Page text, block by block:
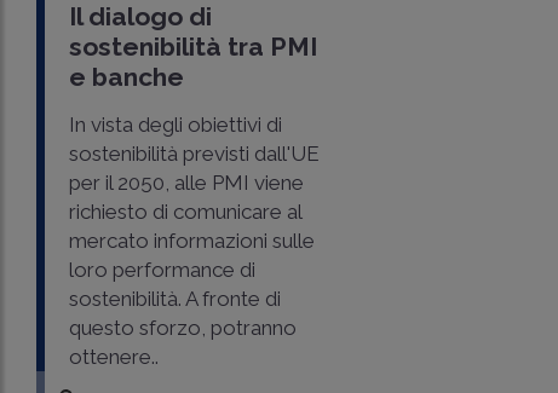
Il dialogo di
sostenibilità tra PMI
e banche
In vista degli obiettivi di
sostenibilità previsti dall'UE
per il 2050, alle PMI viene
richiesto di comunicare al
mercato informazioni sulle
loro performance di
sostenibilità. A fronte di
questo sforzo, potranno
ottenere..